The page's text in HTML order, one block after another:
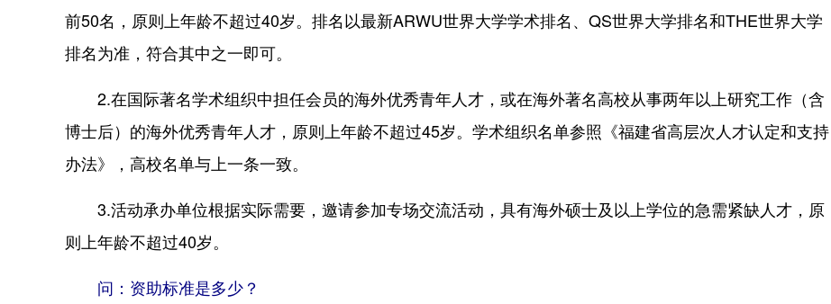
前50名，原则上年龄不超过40岁。排名以最新ARWU世界大学学术排名、QS世界大学排名和THE世界大学
排名为准，符合其中之一即可。
2.在国际著名学术组织中担任会员的海外优秀青年人才，或在海外著名高校从事两年以上研究工作（含
博士后）的海外优秀青年人才，原则上年龄不超过45岁。学术组织名单参照《福建省高层次人才认定和支持
办法》，高校名单与上一条一致。
3.活动承办单位根据实际需要，邀请参加专场交流活动，具有海外硕士及以上学位的急需紧缺人才，原
则上年龄不超过40岁。
问：资助标准是多少？